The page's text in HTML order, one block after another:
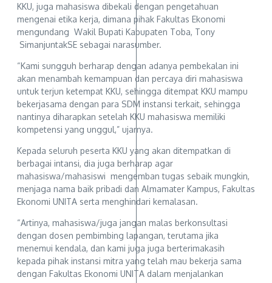
KKU, juga mahasiswa dibekali dengan pengetahuan
mengenai etika kerja, dimana pihak Fakultas Ekonomi
mengundang Wakil Bupati Kabupaten Toba, Tony
SimanjuntakSE sebagai narasumber.
“Kami sungguh berharap dengan adanya pembekalan ini
akan menambah kemampuan dan percaya diri mahasiswa
untuk terjun ketempat KKU, sehingga ditempat KKU mampu
bekerjasama dengan para SDM instansi terkait, sehingga
nantinya diharapkan setelah KKU mahasiswa memiliki
kompetensi yang unggul,” ujarnya.
Kepada seluruh peserta KKU yang akan ditempatkan di
berbagai intansi, dia juga berharap agar
mahasiswa/mahasiswi mengemban tugas sebaik mungkin,
menjaga nama baik pribadi dan Almamater Kampus, Fakultas
Ekonomi UNITA serta menghindari kemalasan.
“Artinya, mahasiswa/juga jangan malas berkonsultasi
dengan dosen pembimbing lapangan, terutama jika
menemui kendala, dan kami juga juga berterimakasih
kepada pihak instansi mitra yang telah mau bekerja sama
dengan Fakultas Ekonomi UNITA dalam menjalankan